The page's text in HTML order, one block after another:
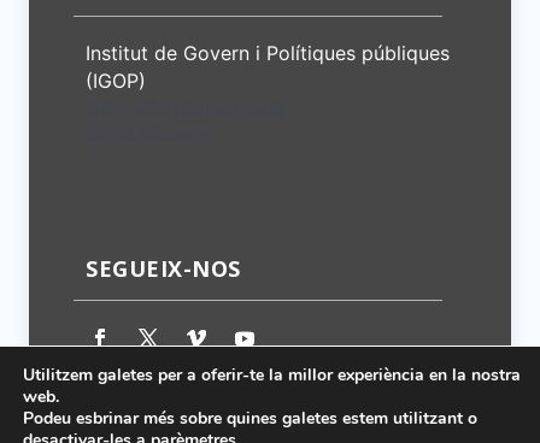
Institut de Govern i Polítiques públiques
(IGOP)
SEGUEIX-NOS
Utilitzem galetes per a oferir-te la millor experiència en la nostra
web.
Podeu esbrinar més sobre quines galetes estem utilitzant o